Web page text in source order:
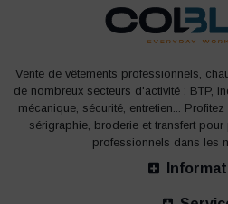
Pour que vos équipements de
bien les choisir.
LA COULEUR DU
OBLIGATOIRE
Vente de vêtements professionnels,
de nombreux secteurs d'activité : BTP,
mécanique, sécurité, entretien...
sérigraphie, broderie et transfert
professionnels dans les